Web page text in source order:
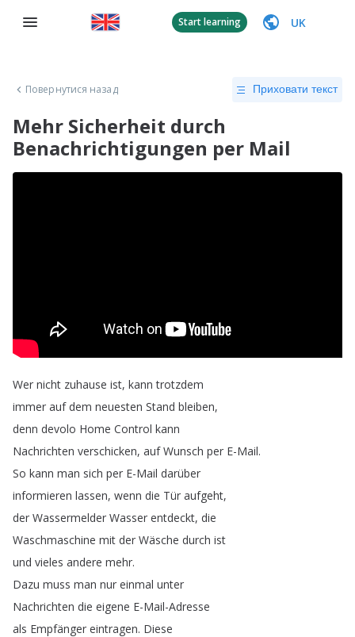
Start learning UK
Повернутися назад Приховати текст
Mehr Sicherheit durch
Benachrichtigungen per Mail
Wer nicht zuhause ist, kann trotzdem
immer auf dem neuesten Stand bleiben,
denn devolo Home Control kann
Nachrichten verschicken, auf Wunsch per E-Mail.
So kann man sich per E-Mail darüber
informieren lassen, wenn die Tür aufgeht,
der Wassermelder Wasser entdeckt, die
Waschmaschine mit der Wäsche durch ist
und vieles andere mehr.
Dazu muss man nur einmal unter
Nachrichten die eigene E-Mail-Adresse
als Empfänger eintragen. Diese